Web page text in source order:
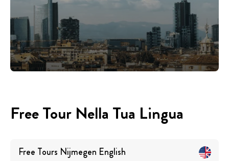
Free Tour Nella Tua Lingua
Free Tours Nijmegen English